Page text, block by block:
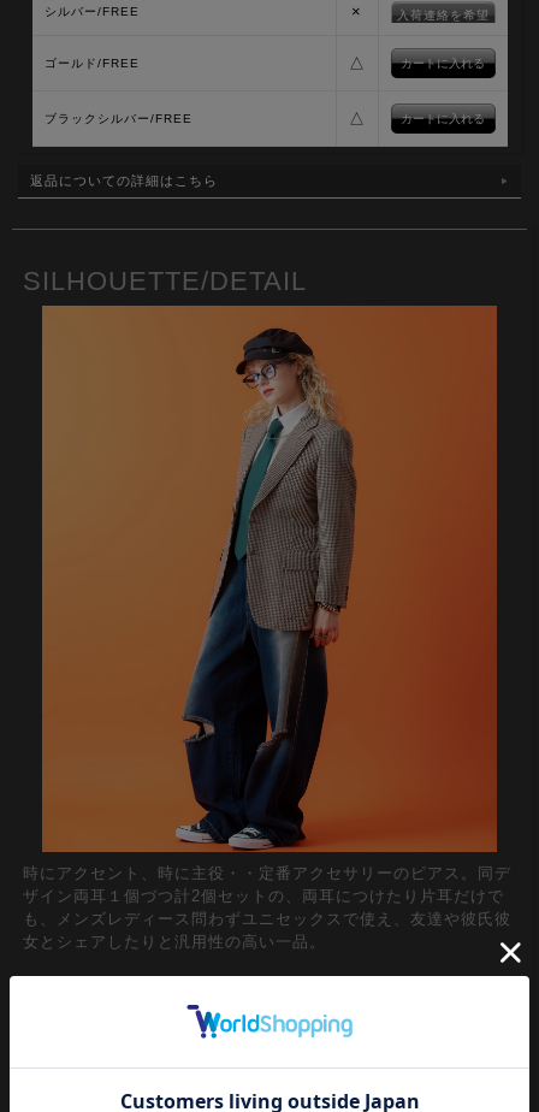
シルバー/FREE × 入荷連絡を希望
ゴールド/FREE △
ブラックシルバー/FREE △
返品についての詳細はこちら
SILHOUETTE/DETAIL
時にアクセント、時に主役・・定番アクセサリーのピアス。同デ
ザイン両耳１個づつ計2個セットの、両耳につけたり片耳だけで
も、メンズレディース問わずユニセックスで使え、友達や彼氏彼
女とシェアしたりと汎用性の高い一品。
品なメタル台座であしらったチープにならない『ジュエリー感』
のグラマラスでエレガンスな存在感が印象的。シルバー、ゴール
ニュアンスはもちろんのこと、90ｓ、Y2K、古着ミックススタイ